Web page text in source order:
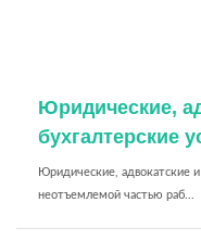
Юридические,
бухгалтерские
Юридические, адвокатские
неотъемлемой частью раб...